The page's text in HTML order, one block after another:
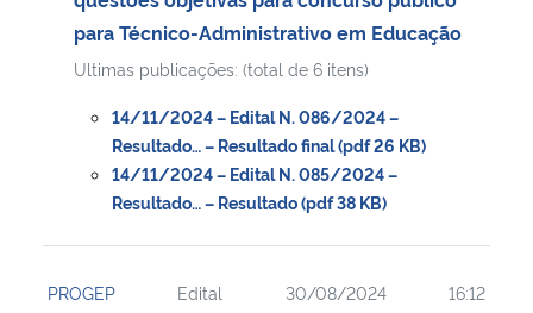
para Técnico-Administrativo em Educação
Ultimas publicações: (total de 6 itens)
14/11/2024 – Edital N. 086/2024 –
Resultado… – Resultado final (pdf 26 KB)
14/11/2024 – Edital N. 085/2024 –
Resultado… – Resultado (pdf 38 KB)
PROGEP Edital 30/08/2024 16:12